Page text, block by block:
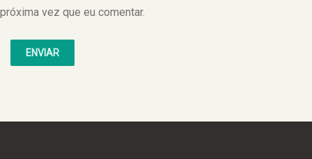
próxima vez que eu comentar.